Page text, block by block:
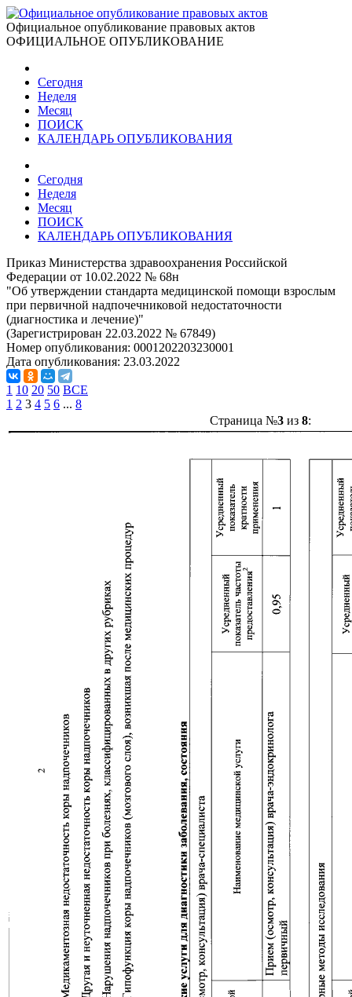
Официальное опубликование правовых актов
ОФИЦИАЛЬНОЕ ОПУБЛИКОВАНИЕ
Сегодня
Неделя
Месяц
ПОИСК
КАЛЕНДАРЬ ОПУБЛИКОВАНИЯ
Сегодня
Неделя
Месяц
ПОИСК
КАЛЕНДАРЬ ОПУБЛИКОВАНИЯ
Приказ Министерства здравоохранения Российской
Федерации от 10.02.2022 № 68н
"Об утверждении стандарта медицинской помощи взрослым
при первичной надпочечниковой недостаточности
(диагностика и лечение)"
(Зарегистрирован 22.03.2022 № 67849)
Номер опубликования: 0001202203230001
Дата опубликования: 23.03.2022
1 10 20 50 ВСЕ
1 2 3 4 5 6 ... 8
Страница №3из 8: